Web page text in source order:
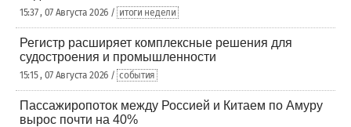
15:37 , 07 Августа 2026 / итоги недели
Регистр расширяет комплексные решения для
судостроения и промышленности
15:15 , 07 Августа 2026 / события
Пассажиропоток между Россией и Китаем по Амуру
вырос почти на 40%